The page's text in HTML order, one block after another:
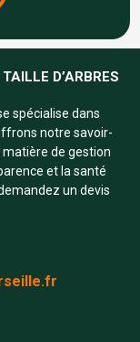
D’ARBRES
spécialise dans
notre savoir-
de gestion
et la santé
un devis